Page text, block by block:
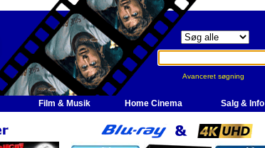
Film & Musik Home Cinema Salg & Info
Avanceret søgning